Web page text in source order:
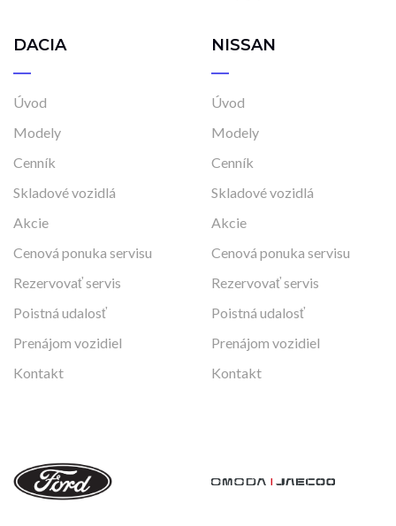
DACIA
Úvod
Modely
Cenník
Skladové vozidlá
Akcie
Cenová ponuka servisu
Rezervovať servis
Poistná udalosť
Prenájom vozidiel
Kontakt
NISSAN
Úvod
Modely
Cenník
Skladové vozidlá
Akcie
Cenová ponuka servisu
Rezervovať servis
Poistná udalosť
Prenájom vozidiel
Kontakt